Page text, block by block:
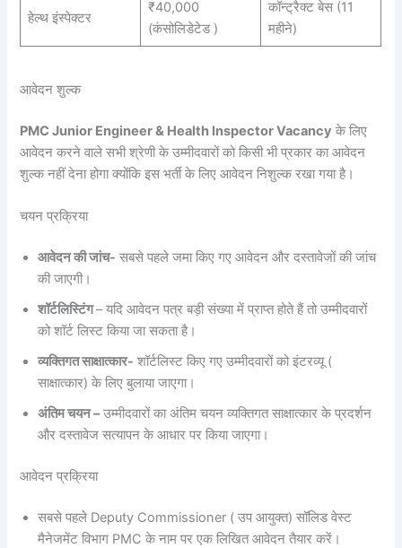
हेल्थ इंस्पेक्टर
₹40,000
(कंसोलिडेटेड )
कॉन्ट्रैक्ट बेस (11
महीने)
आवेदन शुल्क
PMC Junior Engineer & Health Inspector Vacancy के लिए
आवेदन करने वाले सभी श्रेणी के उम्मीदवारों को किसी भी प्रकार का आवेदन
शुल्क नहीं देना होगा क्योंकि इस भर्ती के लिए आवेदन निशुल्क रखा गया है।
चयन प्रक्रिया
आवेदन की जांच- सबसे पहले जमा किए गए आवेदन और दस्तावेजों की जांच
की जाएगी।
शॉर्टलिस्टिंग– यदि आवेदन पत्र बड़ी संख्या में प्राप्त होते हैं तो उम्मीदवारों
को शॉर्ट लिस्ट किया जा सकता है।
व्यक्तिगत साक्षात्कार- शॉर्टलिस्ट किए गए उम्मीदवारों को इंटरव्यू (
साक्षात्कार) के लिए बुलाया जाएगा।
अंतिम चयन –उम्मीदवारों का अंतिम चयन व्यक्तिगत साक्षात्कार के प्रदर्शन
और दस्तावेज सत्यापन के आधार पर किया जाएगा।
आवेदन प्रक्रिया
सबसे पहले Deputy Commissioner ( उप आयुक्त) सॉलिड वेस्ट
मैनेजमेंट विभाग PMC के नाम पर एक लिखित आवेदन तैयार करें।